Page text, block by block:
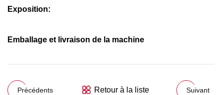
Exposition:
Emballage et livraison de la machine
Précédents Retour à la liste Suivant